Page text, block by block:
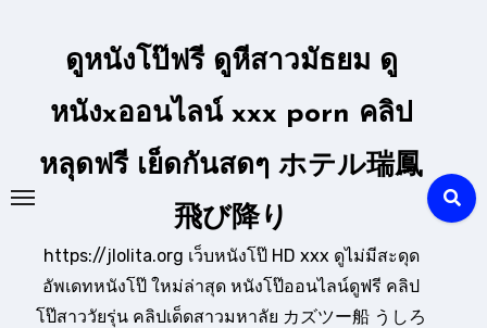
ดูหนังโป๊ฟรี ดูหีสาวมัธยม ดู
หนังxออนไลน์ xxx porn คลิป
หลุดฟรี เย็ดกันสดๆ ホテル瑞鳳
飛び降り
https://jlolita.org เว็บหนังโป๊ HD xxx ดูไม่มีสะดุด
อัพเดทหนังโป๊ ใหม่ล่าสุด หนังโป๊ออนไลน์ดูฟรี คลิป
โป๊สาววัยรุ่น คลิปเด็ดสาวมหาลัย カズツー船 うしろ